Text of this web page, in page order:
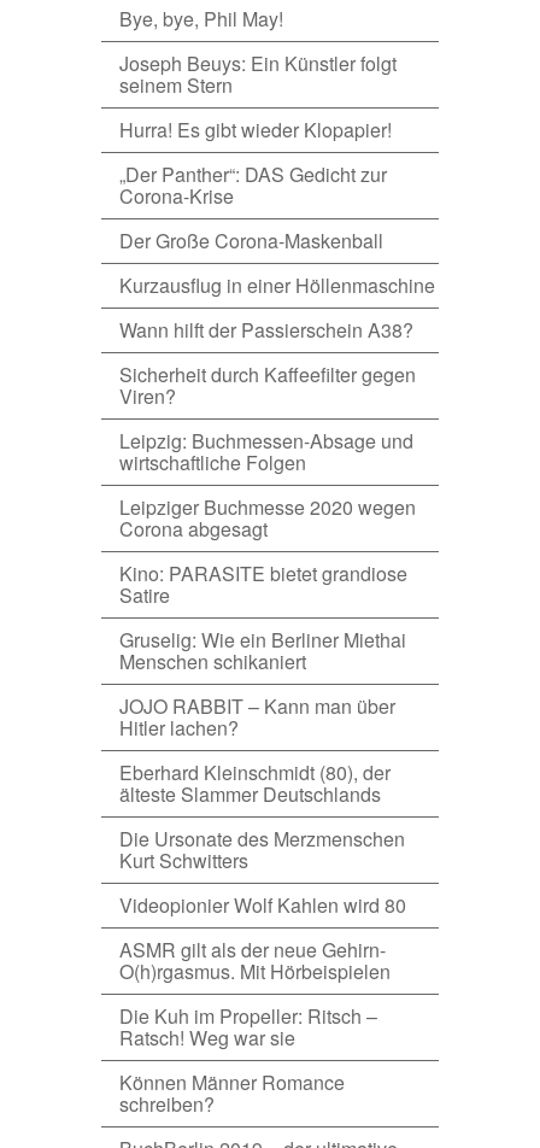
Bye, bye, Phil May!
Joseph Beuys: Ein Künstler folgt
seinem Stern
Hurra! Es gibt wieder Klopapier!
„Der Panther“: DAS Gedicht zur
Corona-Krise
Der Große Corona-Maskenball
Kurzausflug in einer Höllenmaschine
Wann hilft der Passierschein A38?
Sicherheit durch Kaffeefilter gegen
Viren?
Leipzig: Buchmessen-Absage und
wirtschaftliche Folgen
Leipziger Buchmesse 2020 wegen
Corona abgesagt
Kino: PARASITE bietet grandiose
Satire
Gruselig: Wie ein Berliner Miethai
Menschen schikaniert
JOJO RABBIT – Kann man über
Hitler lachen?
Eberhard Kleinschmidt (80), der
älteste Slammer Deutschlands
Die Ursonate des Merzmenschen
Kurt Schwitters
Videopionier Wolf Kahlen wird 80
ASMR gilt als der neue Gehirn-
O(h)rgasmus. Mit Hörbeispielen
Die Kuh im Propeller: Ritsch –
Ratsch! Weg war sie
Können Männer Romance
schreiben?